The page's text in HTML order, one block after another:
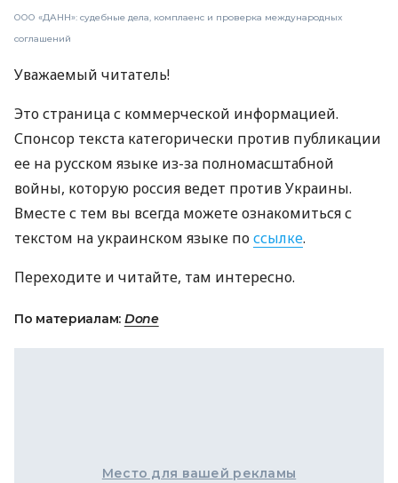
ООО «ДАНН»: судебные дела, комплаенс и проверка международных
соглашений
Уважаемый читатель!
Это страница с коммерческой информацией.
Спонсор текста категорически против публикации
ее на русском языке из-за полномасштабной
войны, которую россия ведет против Украины.
Вместе с тем вы всегда можете ознакомиться с
текстом на украинском языке поссылке.
Переходите и читайте, там интересно.
По материалам: Done
Место для вашей рекламы